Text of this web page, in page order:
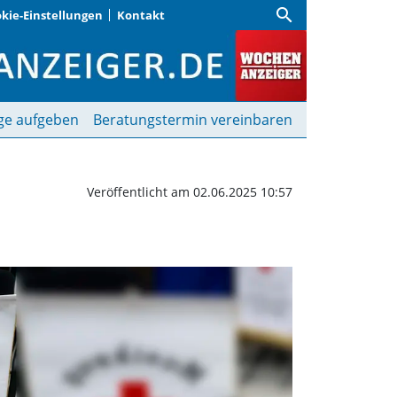
Einstellungen Kontakt search
|
aufgeben Beratungstermin vereinbaren
Veröffentlicht am 02.06.2025 10:57